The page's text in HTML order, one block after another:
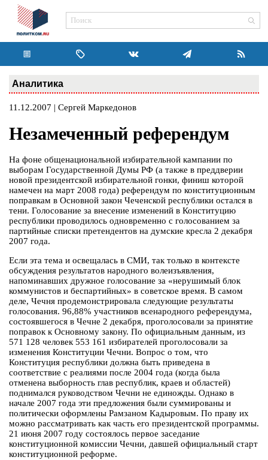
Аналитика
11.12.2007 | Сергей Маркедонов
Незамеченный референдум
На фоне общенациональной избирательной кампании по
выборам Государственной Думы РФ (а также в преддверии
новой президентской избирательной гонки, финиш которой
намечен на март 2008 года) референдум по конституционным
поправкам в Основной закон Чеченской республики остался в
тени. Голосование за внесение изменений в Конституцию
республики проводилось одновременно с голосованием за
партийные списки претендентов на думские кресла 2 декабря
2007 года.
Если эта тема и освещалась в СМИ, так только в контексте
обсуждения результатов народного волеизъявления,
напоминавших дружное голосование за «нерушимый блок
коммунистов и беспартийных» в советское время. В самом
деле, Чечня продемонстрировала следующие результаты
голосования. 96,88% участников всенародного референдума,
состоявшегося в Чечне 2 декабря, проголосовали за принятие
поправок к Основному закону. По официальным данным, из
571 128 человек 553 161 избирателей проголосовали за
изменения Конституции Чечни. Вопрос о том, что
Конституция республики должна быть приведена в
соответствие с реалиями после 2004 года (когда была
отменена выборность глав республик, краев и областей)
поднимался руководством Чечни не единожды. Однако в
начале 2007 года эти предложения были суммированы и
политически оформлены Рамзаном Кадыровым. По праву их
можно рассматривать как часть его президентской программы.
21 июня 2007 году состоялось первое заседание
конституционной комиссии Чечни, давшей официальный старт
конституционной реформе.